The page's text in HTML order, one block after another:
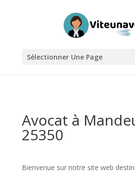
Sélectionner Une Page
Avocat à
25350
Bienvenue sur notre site web